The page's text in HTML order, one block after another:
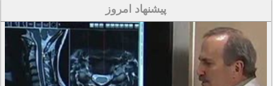
پیشنهاد امروز